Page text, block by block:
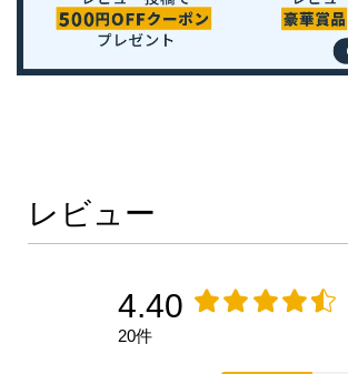
レビュー
4.40
20件